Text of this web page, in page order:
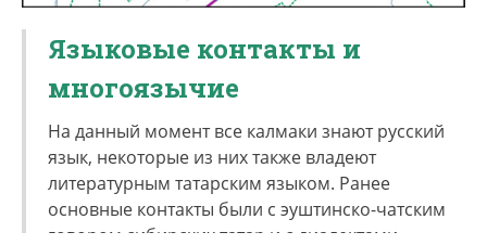
Языковые контакты и
многоязычие
На данный момент все калмаки знают русский
язык, некоторые из них также владеют
литературным татарским языком. Ранее
основные контакты были с эуштинско-чатским
говором сибирских татар и с диалектами